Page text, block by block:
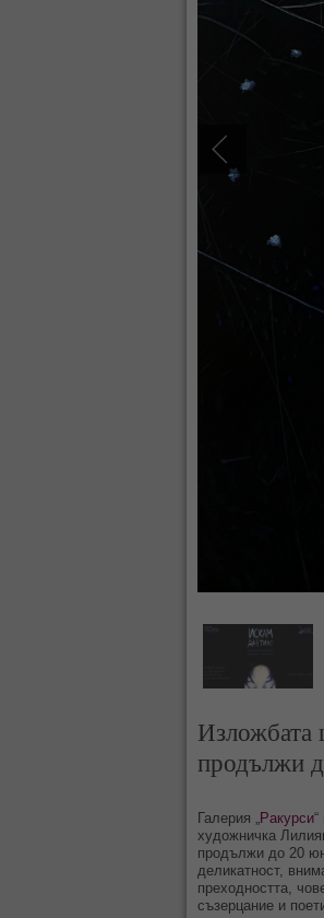
продължи
Галерия „ Ракурси
художничка
продължи до 20
деликатност,
преходността,
съзерцание и